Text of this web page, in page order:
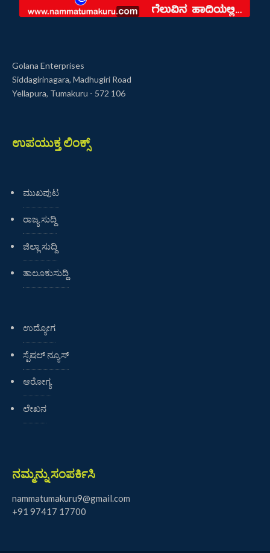
Golana Enterprises
Siddagirinagara, Madhugiri Road
Yellapura, Tumakuru - 572 106
ಉಪಯುಕ್ತ ಲಿಂಕ್ಸ್
ಮುಖಪುಟ
ರಾಜ್ಯ ಸುದ್ದಿ
ಜಿಲ್ಲಾ ಸುದ್ದಿ
ತಾಲೂಕುಸುದ್ದಿ
ಉದ್ಯೋಗ
ಸ್ಪೆಷಲ್ ನ್ಯೂಸ್
ಆರೋಗ್ಯ
ಲೇಖನ
ನಮ್ಮನ್ನು ಸಂಪರ್ಕಿಸಿ
nammatumakuru9@gmail.com
+91 97417 17700